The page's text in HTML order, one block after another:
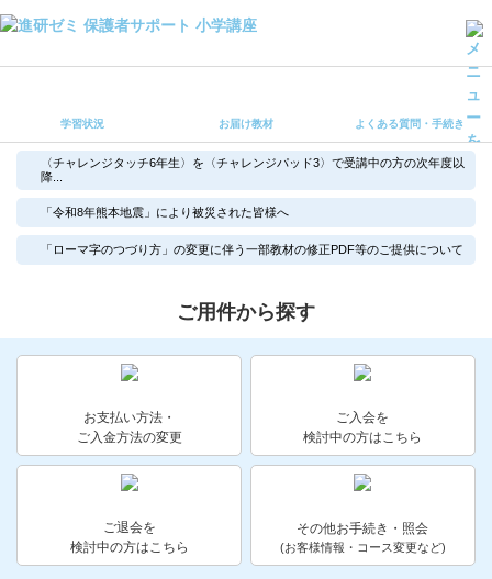
よくある質問・手続き
保護者サポート小学講座 トップ
登録情報の変更・各種お手続き
会員ページへログイン
お問い合わせ窓口
こどもちゃれんじ
学習状況 お届け教材 よくある質問・手続き
〈チャレンジタッチ6年生〉を〈チャレンジパッド3〉で受講中の方の次年度以
降...
「令和8年熊本地震」により被災された皆様へ
「ローマ字のつづり方」の変更に伴う一部教材の修正PDF等のご提供について
ご用件から探す
お支払い方法・
ご入金方法の変更
ご入会を
検討中の方はこちら
ご退会を
検討中の方はこちら
その他お手続き・照会
(お客様情報・コース変更など)